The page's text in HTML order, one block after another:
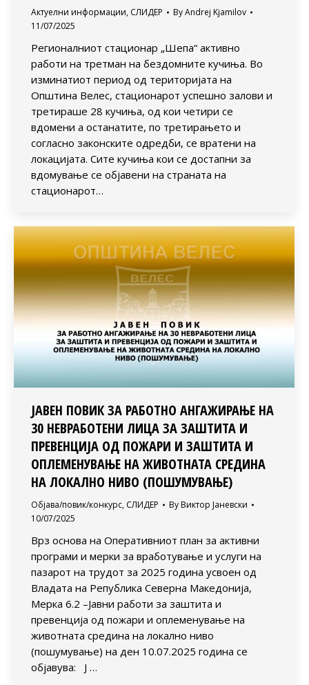
Актуелни информации, СЛИДЕР ByAndrej Kjamilov
11/07/2025
Регионалниот стационар „Шепа“ активно
работи на третман на бездомните кучиња. Во
изминатиот период од територијата на
Општина Велес, стационарот успешно залови и
третираше 28 кучиња, од кои четири се
вдомени а останатите, по третирањето и
согласно законските одредби, се вратени на
локацијата. Сите кучиња кои се достапни за
вдомување се објавени на страната на
стационарот…
ЈАВЕН ПОВИК ЗА РАБОТНО АНГАЖИРАЊЕ НА
30 НЕВРАБОТЕНИ ЛИЦА ЗА ЗАШТИТА И
ПРЕВЕНЦИЈА ОД ПОЖАРИ И ЗАШТИТА И
ОПЛЕМЕНУВАЊЕ НА ЖИВОТНАТА СРЕДИНА
НА ЛОКАЛНО НИВО (ПОШУМУВАЊЕ)
Објава/повик/конкурс, СЛИДЕР By Виктор Јаневски
10/07/2025
Врз основа на Оперативниот план за активни
програми и мерки за вработување и услуги на
пазарот на трудот за 2025 година усвоен од
Владата на Република Северна Македонија,
Мерка 6.2 –Јавни работи за заштита и
превенција од пожари и оплеменување на
животната средина на локално ниво
(пошумување) на ден 10.07.2025 година се
објавува: Ј …